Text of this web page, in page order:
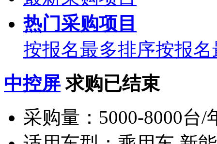
热门采购项目
按报名最多排序按报
中控屏 求购已结束
采购量： 5000-8000台/